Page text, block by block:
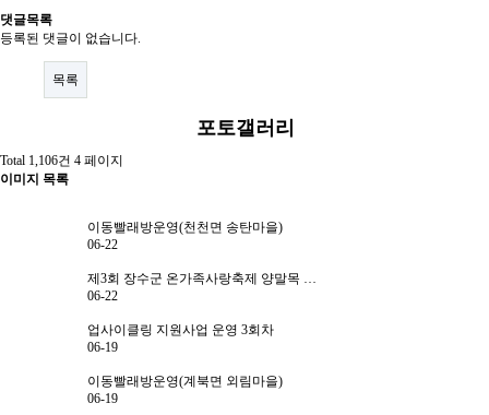
자원봉사 신청
자원봉사단체 등록
활동처 현황
댓글목록
등록된 댓글이 없습니다.
목록
포토갤러리
Total 1,106건 4 페이지
이미지 목록
이동빨래방운영(천천면 송탄마을)
06-22
제3회 장수군 온가족사랑축제 양말목 …
06-22
업사이클링 지원사업 운영 3회차
06-19
이동빨래방운영(계북면 외림마을)
06-19